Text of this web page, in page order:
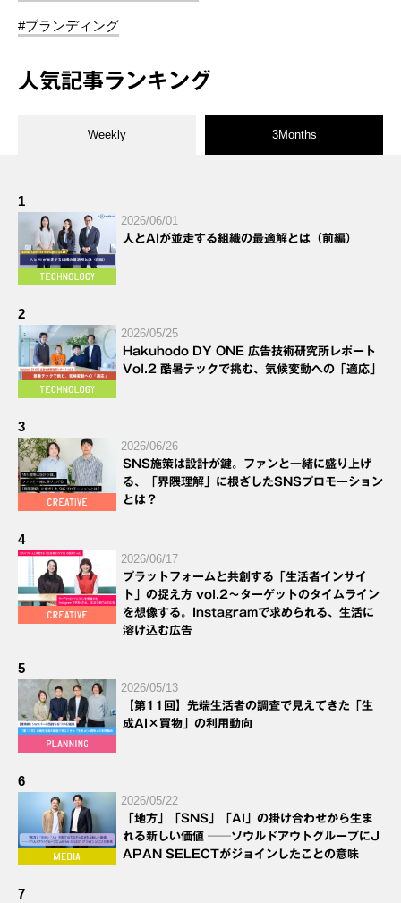
#ブランディング
人気記事ランキング
Weekly 3Months
1
2026/06/01
人とAIが並走する組織の最適解とは（前編）
2
2026/05/25
Hakuhodo DY ONE 広告技術研究所レポート
Vol.2 酷暑テックで挑む、気候変動への「適応」
3
2026/06/26
SNS施策は設計が鍵。ファンと一緒に盛り上げ
る、「界隈理解」に根ざしたSNSプロモーション
とは？
4
2026/06/17
プラットフォームと共創する「生活者インサイ
ト」の捉え方 vol.2～ターゲットのタイムライン
を想像する。Instagramで求められる、生活に
溶け込む広告
5
2026/05/13
【第11回】先端生活者の調査で見えてきた「生
成AI×買物」の利用動向
6
2026/05/22
「地方」「SNS」「AI」の掛け合わせから生ま
れる新しい価値 ──ソウルドアウトグループにJ
APAN SELECTがジョインしたことの意味
7